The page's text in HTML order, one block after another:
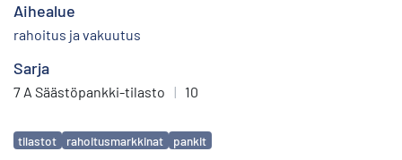
Aihealue
rahoitus ja vakuutus
Sarja
7 A Säästöpankki-tilasto | 10
Avainsanat
tilastot rahoitusmarkkinat pankit